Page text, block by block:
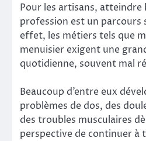
Pour les artisans, atteindre
profession est un parcours
effet, les métiers tels que
menuisier exigent une
quotidienne, souvent mal
Beaucoup d’entre eux
problèmes de dos, des
des troubles musculaires
perspective de continuer à